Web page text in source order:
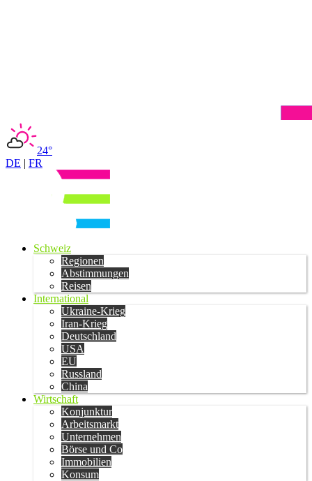
24°
DE | FR
Schweiz
Regionen
Abstimmungen
Reisen
International
Ukraine-Krieg
Iran-Krieg
Deutschland
USA
EU
Russland
China
Wirtschaft
Konjunktur
Arbeitsmarkt
Unternehmen
Börse und Co
Immobilien
Konsum